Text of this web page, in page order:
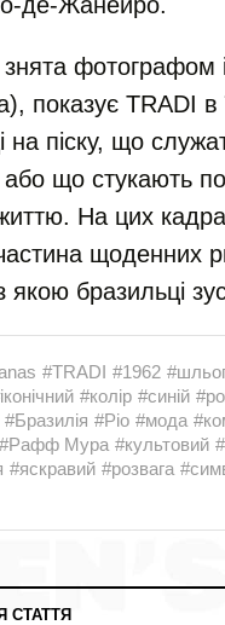
знята
показує TRADI
на піску, що
що стукають
На цих
щоденних
якою бразильці
#TRADI #1962
#колір #синій
#Бразилія #Ріо #мода
#Рафф Мура #культовий
#яскравий #розвага
СТАТТЯ